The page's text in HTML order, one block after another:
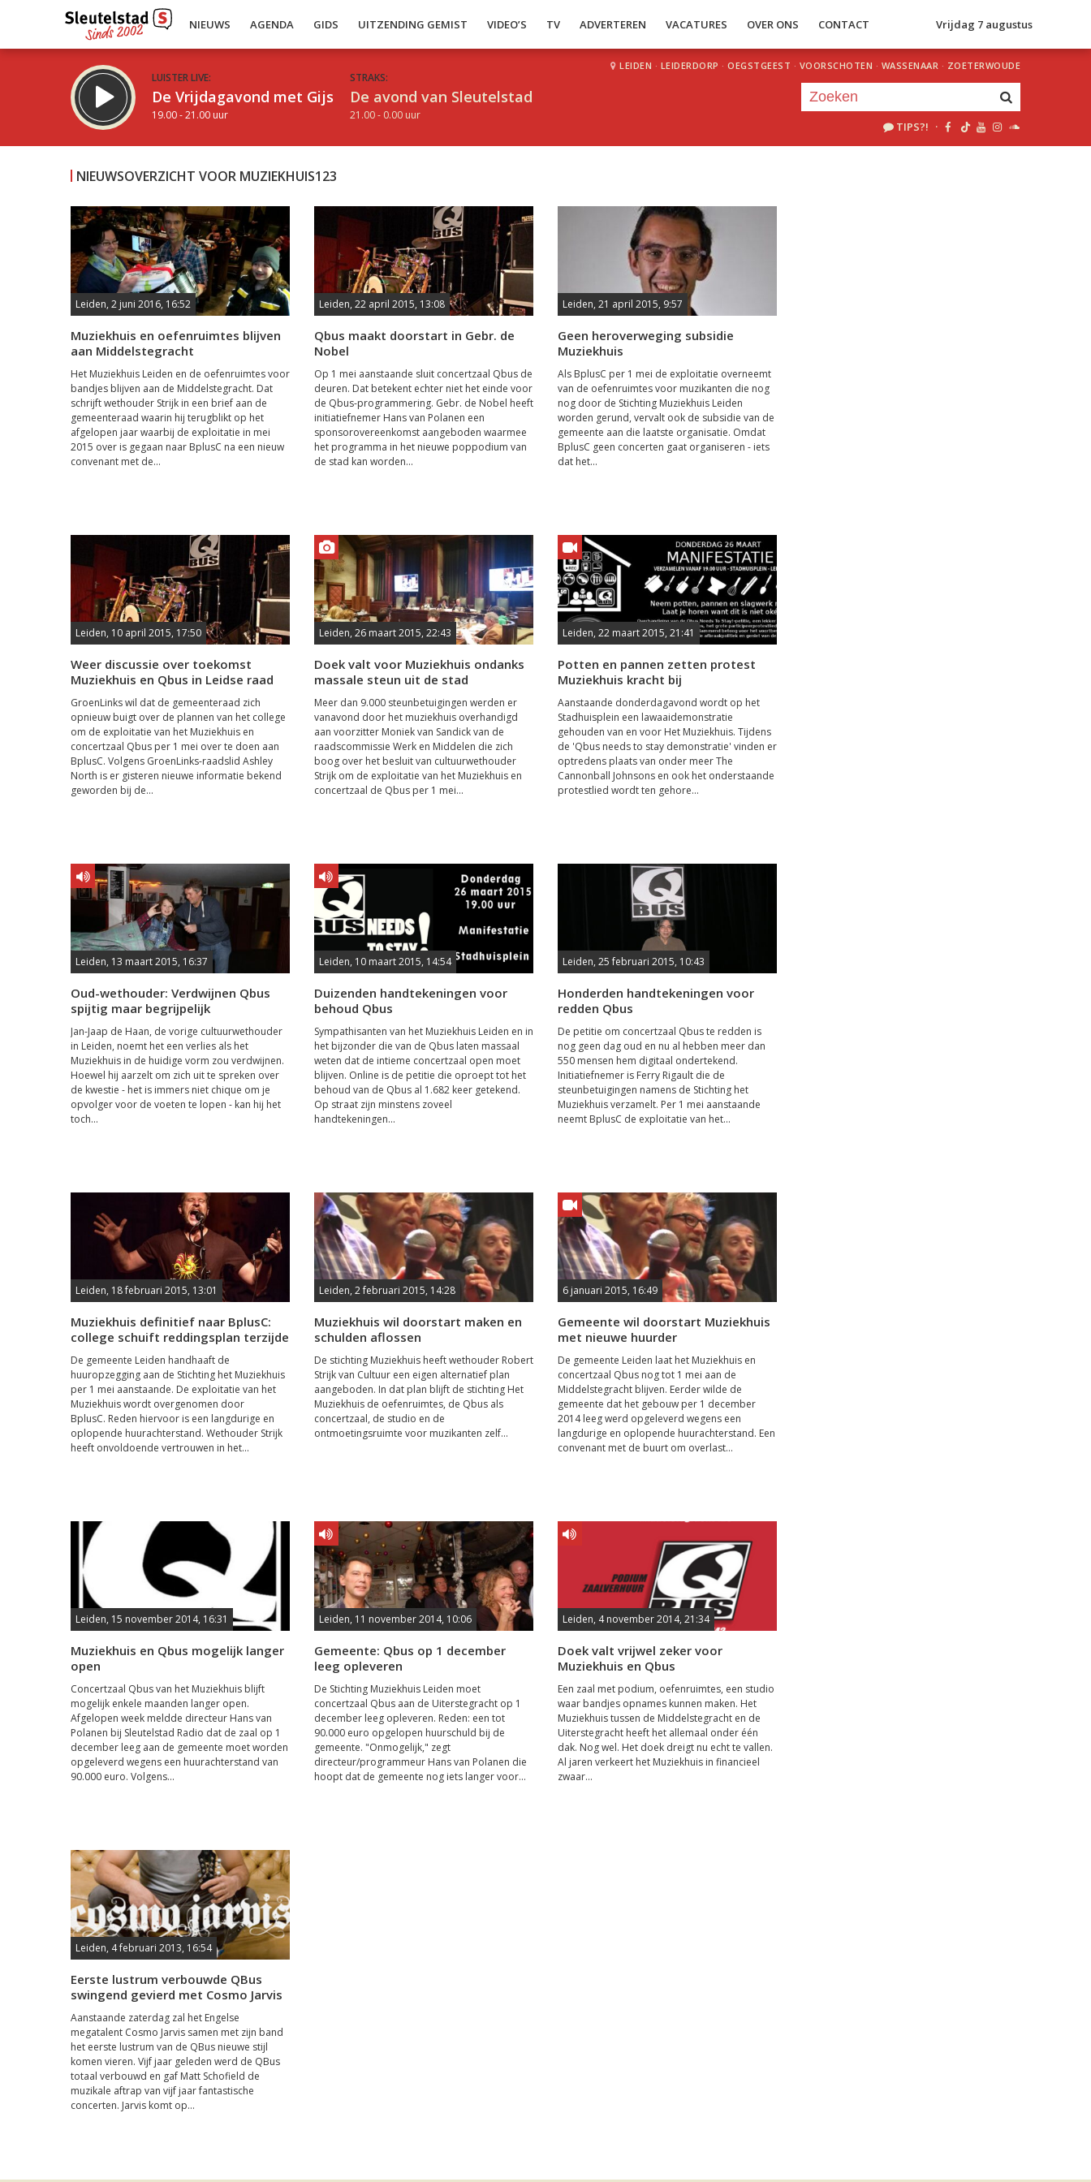
NIEUWS AGENDA GIDS UITZENDING GEMIST VIDEO’S TV ADVERTEREN VACATURES OVER ONS CONTACT Vrijdag 7 augustus
LUISTER LIVE:
De Vrijdagavond met Gijs
19.00 - 21.00 uur
STRAKS:
De avond van Sleutelstad
21.00 - 0.00 uur
LEIDEN · LEIDERDORP · OEGSTGEEST · VOORSCHOTEN · WASSENAAR · ZOETERWOUDE
TIPS?! ·
Inklappen
NIEUWSOVERZICHT VOOR MUZIEKHUIS123
Leiden, 2 juni 2016, 16:52
Muziekhuis en oefenruimtes blijven
aan Middelstegracht
Het Muziekhuis Leiden en de oefenruimtes voor
bandjes blijven aan de Middelstegracht. Dat
schrijft wethouder Strijk in een brief aan de
gemeenteraad waarin hij terugblikt op het
afgelopen jaar waarbij de exploitatie in mei
2015 over is gegaan naar BplusC na een nieuw
convenant met de...
Leiden, 22 april 2015, 13:08
Qbus maakt doorstart in Gebr. de
Nobel
Op 1 mei aanstaande sluit concertzaal Qbus de
deuren. Dat betekent echter niet het einde voor
de Qbus-programmering. Gebr. de Nobel heeft
initiatiefnemer Hans van Polanen een
sponsorovereenkomst aangeboden waarmee
het programma in het nieuwe poppodium van
de stad kan worden...
Leiden, 21 april 2015, 9:57
Geen heroverweging subsidie
Muziekhuis
Als BplusC per 1 mei de exploitatie overneemt
van de oefenruimtes voor muzikanten die nog
nog door de Stichting Muziekhuis Leiden
worden gerund, vervalt ook de subsidie van de
gemeente aan die laatste organisatie. Omdat
BplusC geen concerten gaat organiseren - iets
dat het...
Leiden, 10 april 2015, 17:50
Weer discussie over toekomst
Muziekhuis en Qbus in Leidse raad
GroenLinks wil dat de gemeenteraad zich
opnieuw buigt over de plannen van het college
om de exploitatie van het Muziekhuis en
concertzaal Qbus per 1 mei over te doen aan
BplusC. Volgens GroenLinks-raadslid Ashley
North is er gisteren nieuwe informatie bekend
geworden bij de...
Leiden, 26 maart 2015, 22:43
Doek valt voor Muziekhuis ondanks
massale steun uit de stad
Meer dan 9.000 steunbetuigingen werden er
vanavond door het muziekhuis overhandigd
aan voorzitter Moniek van Sandick van de
raadscommissie Werk en Middelen die zich
boog over het besluit van cultuurwethouder
Strijk om de exploitatie van het Muziekhuis en
concertzaal de Qbus per 1 mei...
Leiden, 22 maart 2015, 21:41
Potten en pannen zetten protest
Muziekhuis kracht bij
Aanstaande donderdagavond wordt op het
Stadhuisplein een lawaaidemonstratie
gehouden van en voor Het Muziekhuis. Tijdens
de 'Qbus needs to stay demonstratie' vinden er
optredens plaats van onder meer The
Cannonball Johnsons en ook het onderstaande
protestlied wordt ten gehore...
Leiden, 13 maart 2015, 16:37
Oud-wethouder: Verdwijnen Qbus
spijtig maar begrijpelijk
Jan-Jaap de Haan, de vorige cultuurwethouder
in Leiden, noemt het een verlies als het
Muziekhuis in de huidige vorm zou verdwijnen.
Hoewel hij aarzelt om zich uit te spreken over
de kwestie - het is immers niet chique om je
opvolger voor de voeten te lopen - kan hij het
toch...
Leiden, 10 maart 2015, 14:54
Duizenden handtekeningen voor
behoud Qbus
Sympathisanten van het Muziekhuis Leiden en in
het bijzonder die van de Qbus laten massaal
weten dat de intieme concertzaal open moet
blijven. Online is de petitie die oproept tot het
behoud van de Qbus al 1.682 keer getekend.
Op straat zijn minstens zoveel
handtekeningen...
Leiden, 25 februari 2015, 10:43
Honderden handtekeningen voor
redden Qbus
De petitie om concertzaal Qbus te redden is
nog geen dag oud en nu al hebben meer dan
550 mensen hem digitaal ondertekend.
Initiatiefnemer is Ferry Rigault die de
steunbetuigingen namens de Stichting het
Muziekhuis verzamelt. Per 1 mei aanstaande
neemt BplusC de exploitatie van het...
Leiden, 18 februari 2015, 13:01
Muziekhuis definitief naar BplusC:
college schuift reddingsplan terzijde
De gemeente Leiden handhaaft de
huuropzegging aan de Stichting het Muziekhuis
per 1 mei aanstaande. De exploitatie van het
Muziekhuis wordt overgenomen door
BplusC. Reden hiervoor is een langdurige en
oplopende huurachterstand. Wethouder Strijk
heeft onvoldoende vertrouwen in het...
Leiden, 2 februari 2015, 14:28
Muziekhuis wil doorstart maken en
schulden aflossen
De stichting Muziekhuis heeft wethouder Robert
Strijk van Cultuur een eigen alternatief plan
aangeboden. In dat plan blijft de stichting Het
Muziekhuis de oefenruimtes, de Qbus als
concertzaal, de studio en de
ontmoetingsruimte voor muzikanten zelf...
6 januari 2015, 16:49
Gemeente wil doorstart Muziekhuis
met nieuwe huurder
De gemeente Leiden laat het Muziekhuis en
concertzaal Qbus nog tot 1 mei aan de
Middelstegracht blijven. Eerder wilde de
gemeente dat het gebouw per 1 december
2014 leeg werd opgeleverd wegens een
langdurige en oplopende huurachterstand. Een
convenant met de buurt om overlast...
Leiden, 15 november 2014, 16:31
Muziekhuis en Qbus mogelijk langer
open
Concertzaal Qbus van het Muziekhuis blijft
mogelijk enkele maanden langer open.
Afgelopen week meldde directeur Hans van
Polanen bij Sleutelstad Radio dat de zaal op 1
december leeg aan de gemeente moet worden
opgeleverd wegens een huurachterstand van
90.000 euro. Volgens...
Leiden, 11 november 2014, 10:06
Gemeente: Qbus op 1 december
leeg opleveren
De Stichting Muziekhuis Leiden moet
concertzaal Qbus aan de Uiterstegracht op 1
december leeg opleveren. Reden: een tot
90.000 euro opgelopen huurschuld bij de
gemeente. "Onmogelijk," zegt
directeur/programmeur Hans van Polanen die
hoopt dat de gemeente nog iets langer voor...
Leiden, 4 november 2014, 21:34
Doek valt vrijwel zeker voor
Muziekhuis en Qbus
Een zaal met podium, oefenruimtes, een studio
waar bandjes opnames kunnen maken. Het
Muziekhuis tussen de Middelstegracht en de
Uiterstegracht heeft het allemaal onder één
dak. Nog wel. Het doek dreigt nu echt te vallen.
Al jaren verkeert het Muziekhuis in financieel
zwaar...
Leiden, 4 februari 2013, 16:54
Eerste lustrum verbouwde QBus
swingend gevierd met Cosmo Jarvis
Aanstaande zaterdag zal het Engelse
megatalent Cosmo Jarvis samen met zijn band
het eerste lustrum van de QBus nieuwe stijl
komen vieren. Vijf jaar geleden werd de QBus
totaal verbouwd en gaf Matt Schofield de
muzikale aftrap van vijf jaar fantastische
concerten. Jarvis komt op...